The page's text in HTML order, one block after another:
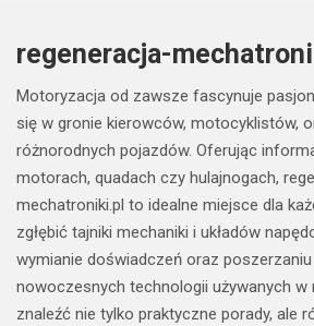
regeneracja-
Motoryzacja od zawsze fascynuje
się w gronie kierowców, motocyklistów,
różnorodnych pojazdów. Oferując
motorach, quadach czy hulajnogach,
mechatroniki.pl to idealne miejsce dla
zgłębić tajniki mechaniki i układów
wymianie doświadczeń oraz
nowoczesnych technologii używanych w
znaleźć nie tylko praktyczne porady, ale